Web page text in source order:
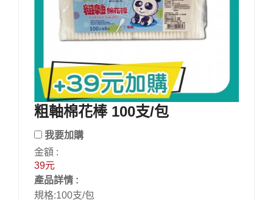
粗軸棉花棒 100支/包
我要加購
金額 :
39元
產品詳情 :
規格:100支/包